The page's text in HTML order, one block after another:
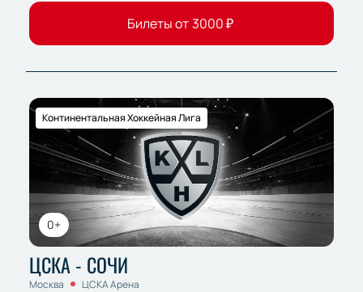
Билеты от 3000₽
0+
Континентальная Хоккейная Лига
ЦСКА - СОЧИ
Москва ЦСКА Арена